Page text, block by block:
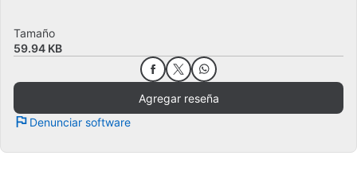
Tamaño
59.94 KB
Agregar reseña
Denunciar software